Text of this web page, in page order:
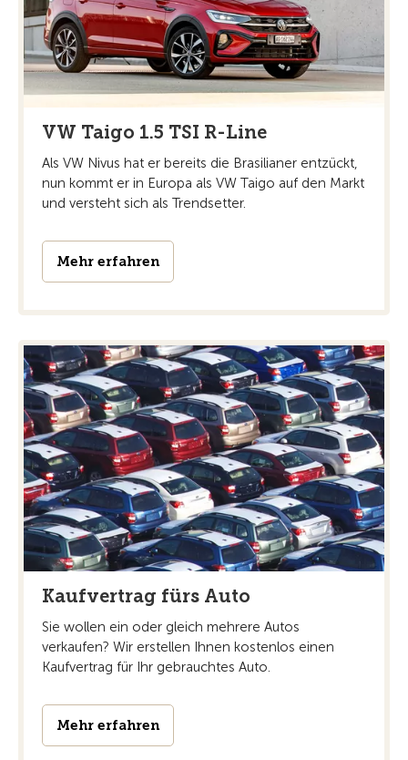
VW Taigo 1.5 TSI R-Line
Als VW Nivus hat er bereits die Brasilianer entzückt,
nun kommt er in Europa als VW Taigo auf den Markt
und versteht sich als Trendsetter.
Mehr erfahren
Kaufvertrag fürs Auto
Sie wollen ein oder gleich mehrere Autos
verkaufen? Wir erstellen Ihnen kostenlos einen
Kaufvertrag für Ihr gebrauchtes Auto.
Mehr erfahren